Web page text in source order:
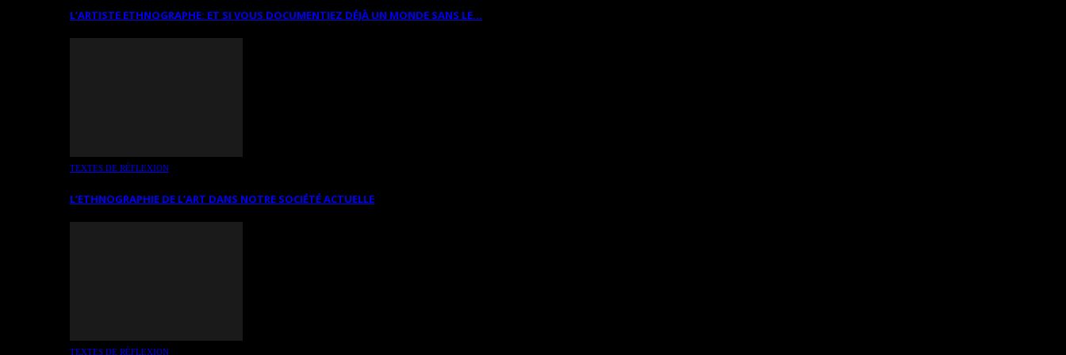
L’ARTISTE ETHNOGRAPHE: ET SI VOUS DOCUMENTIEZ DÉJÀ UN MONDE SANS LE…
TEXTES DE RÉFLEXION
L’ETHNOGRAPHIE DE L’ART DANS NOTRE SOCIÉTÉ ACTUELLE
TEXTES DE RÉFLEXION